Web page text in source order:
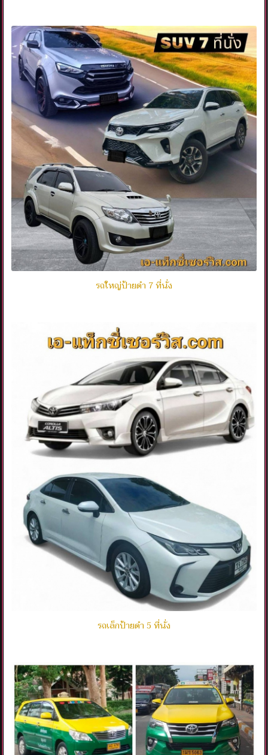
รถใหญ่ป้ายดำ 7 ที่นั่ง
รถเล็กป้ายดำ 5 ที่นั่ง